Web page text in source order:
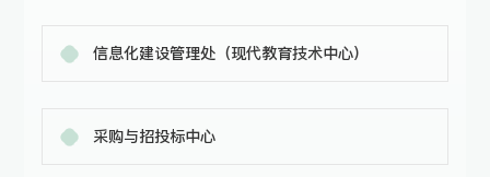
信息化建设管理处（现代教育技术中心）
采购与招投标中心